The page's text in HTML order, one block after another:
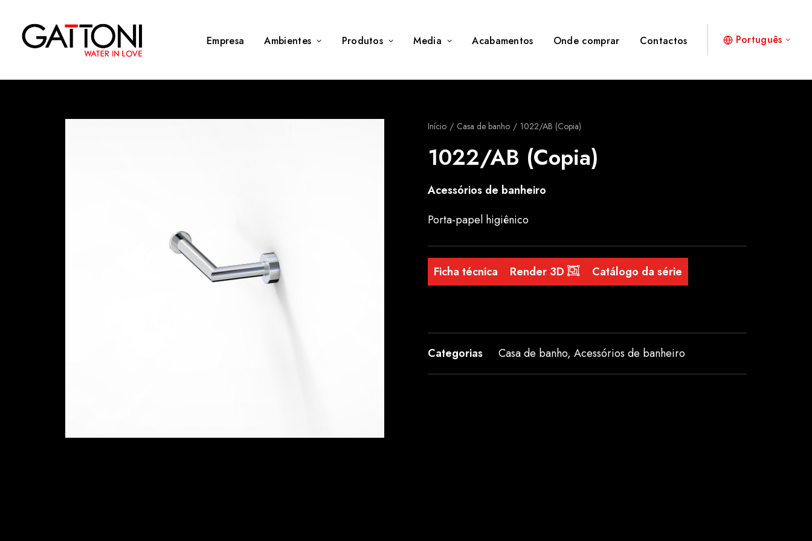
Empresa Ambientes Produtos Media Acabamentos Onde comprar Contactos Português
Início Casa de banho 1022/AB (Copia)
1022/AB (Copia)
Acessórios de banheiro
Porta-papel higiênico
Ficha técnica Render 3D Catálogo da série
Categorias Casa de banho, Acessórios de banheiro